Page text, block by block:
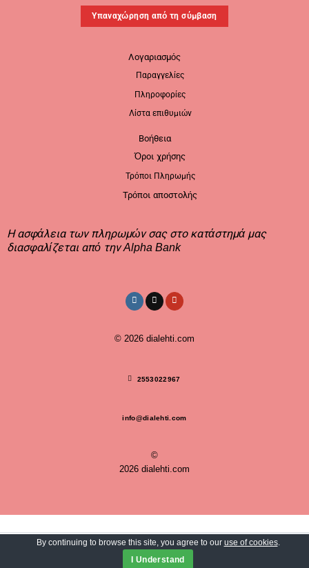
Υπαναχώρηση από τη σύμβαση
Λογαριασμός
Παραγγελίες
Πληροφορίες
Λίστα επιθυμιών
Βοήθεια
Όροι χρήσης
Τρόποι Πληρωμής
Τρόποι αποστολής
Η ασφάλεια των πληρωμών σας στο κατάστημά μας
διασφαλίζεται από την Alpha Bank
© 2026 dialehti.com
2553022967
info@dialehti.com
©
2026 dialehti.com
By continuing to browse this site, you agree to our use of cookies.
I Understand
🛡️ Protected & Powered byDartHost.eu